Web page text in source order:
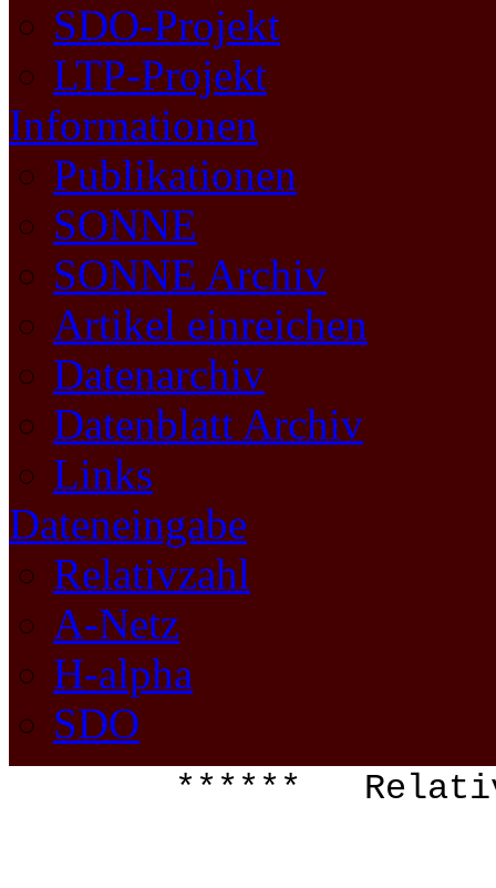
SDO-Projekt
LTP-Projekt
Informationen
Publikationen
SONNE
SONNE Archiv
Artikel einreichen
Datenarchiv
Datenblatt Archiv
Links
Dateneingabe
Relativzahl
A-Netz
H-alpha
SDO
******